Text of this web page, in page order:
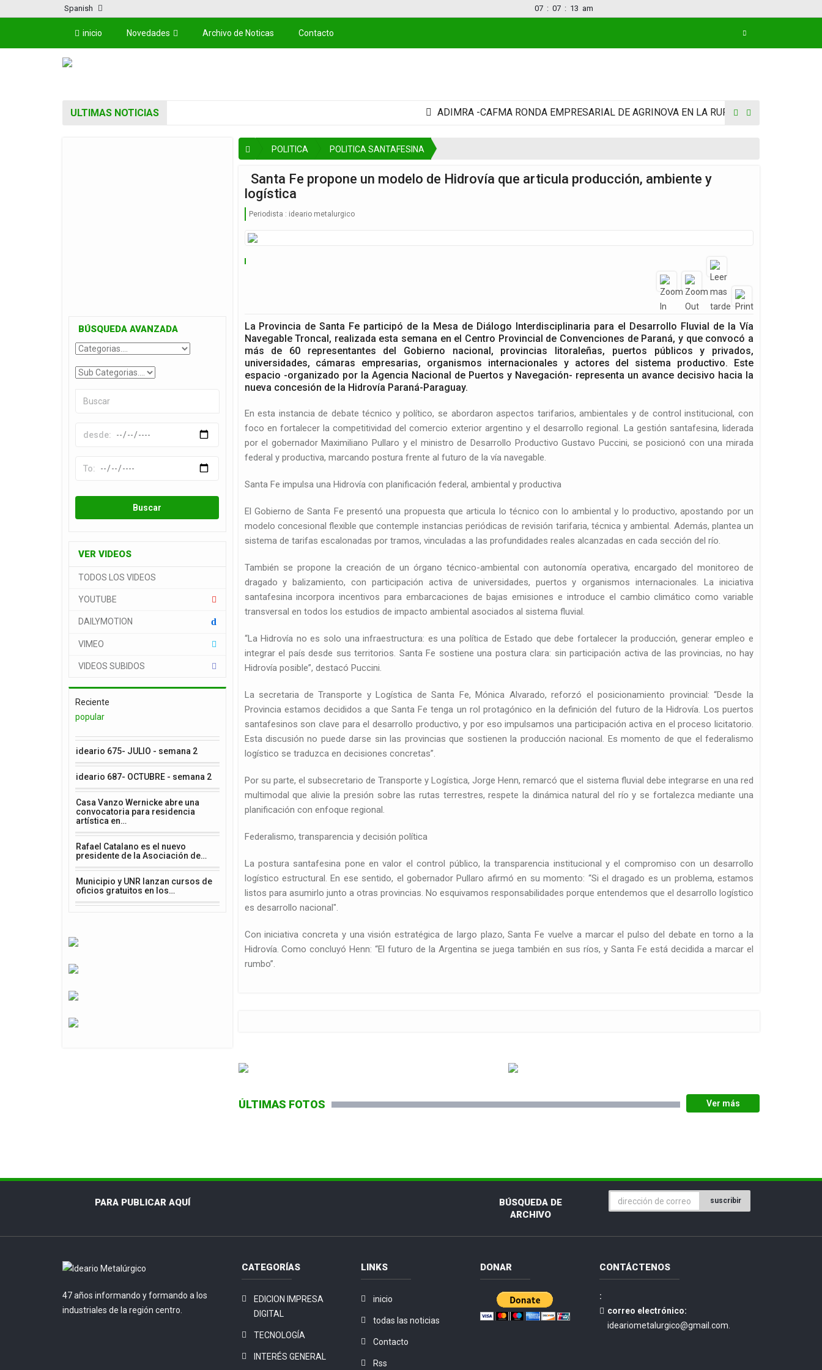
Spanish 07 : 07 : 13 am
inicio Novedades Archivo de Noticas Contacto
ULTIMAS NOTICIAS ADIMRA -CAFMA RONDA EMPRESARIAL DE AGRINOVA EN LA RURAL
BÚSQUEDA AVANZADA
VER VIDEOS
TODOS LOS VIDEOS
YOUTUBE
DAILYMOTION d
VIMEO
VIDEOS SUBIDOS
Reciente
popular
ideario 675- JULIO - semana 2
ideario 687- OCTUBRE - semana 2
Casa Vanzo Wernicke abre una
convocatoria para residencia
artística en…
Rafael Catalano es el nuevo
presidente de la Asociación de…
Municipio y UNR lanzan cursos de
oficios gratuitos en los…
POLITICA POLITICA SANTAFESINA
Santa Fe propone un modelo de Hidrovía que articula producción, ambiente y
logística
Periodista : ideario metalurgico
La Provincia de Santa Fe participó de la Mesa de Diálogo Interdisciplinaria para el Desarrollo Fluvial de la Vía
Navegable Troncal, realizada esta semana en el Centro Provincial de Convenciones de Paraná, y que convocó a
más de 60 representantes del Gobierno nacional, provincias litoraleñas, puertos públicos y privados,
universidades, cámaras empresarias, organismos internacionales y actores del sistema productivo. Este
espacio -organizado por la Agencia Nacional de Puertos y Navegación- representa un avance decisivo hacia la
nueva concesión de la Hidrovía Paraná-Paraguay.
En esta instancia de debate técnico y político, se abordaron aspectos tarifarios, ambientales y de control institucional, con
foco en fortalecer la competitividad del comercio exterior argentino y el desarrollo regional. La gestión santafesina, liderada
por el gobernador Maximiliano Pullaro y el ministro de Desarrollo Productivo Gustavo Puccini, se posicionó con una mirada
federal y productiva, marcando postura frente al futuro de la vía navegable.
Santa Fe impulsa una Hidrovía con planificación federal, ambiental y productiva
El Gobierno de Santa Fe presentó una propuesta que articula lo técnico con lo ambiental y lo productivo, apostando por un
modelo concesional flexible que contemple instancias periódicas de revisión tarifaria, técnica y ambiental. Además, plantea un
sistema de tarifas escalonadas por tramos, vinculadas a las profundidades reales alcanzadas en cada sección del río.
También se propone la creación de un órgano técnico-ambiental con autonomía operativa, encargado del monitoreo de
dragado y balizamiento, con participación activa de universidades, puertos y organismos internacionales. La iniciativa
santafesina incorpora incentivos para embarcaciones de bajas emisiones e introduce el cambio climático como variable
transversal en todos los estudios de impacto ambiental asociados al sistema fluvial.
“La Hidrovía no es solo una infraestructura: es una política de Estado que debe fortalecer la producción, generar empleo e
integrar el país desde sus territorios. Santa Fe sostiene una postura clara: sin participación activa de las provincias, no hay
Hidrovía posible”, destacó Puccini.
La secretaria de Transporte y Logística de Santa Fe, Mónica Alvarado, reforzó el posicionamiento provincial: “Desde la
Provincia estamos decididos a que Santa Fe tenga un rol protagónico en la definición del futuro de la Hidrovía. Los puertos
santafesinos son clave para el desarrollo productivo, y por eso impulsamos una participación activa en el proceso licitatorio.
Esta discusión no puede darse sin las provincias que sostienen la producción nacional. Es momento de que el federalismo
logístico se traduzca en decisiones concretas”.
Por su parte, el subsecretario de Transporte y Logística, Jorge Henn, remarcó que el sistema fluvial debe integrarse en una red
multimodal que alivie la presión sobre las rutas terrestres, respete la dinámica natural del río y se fortalezca mediante una
planificación con enfoque regional.
Federalismo, transparencia y decisión política
La postura santafesina pone en valor el control público, la transparencia institucional y el compromiso con un desarrollo
logístico estructural. En ese sentido, el gobernador Pullaro afirmó en su momento: “Si el dragado es un problema, estamos
listos para asumirlo junto a otras provincias. No esquivamos responsabilidades porque entendemos que el desarrollo logístico
es desarrollo nacional".
Con iniciativa concreta y una visión estratégica de largo plazo, Santa Fe vuelve a marcar el pulso del debate en torno a la
Hidrovía. Como concluyó Henn: “El futuro de la Argentina se juega también en sus ríos, y Santa Fe está decidida a marcar el
rumbo”.
ÚLTIMAS FOTOS
PARA PUBLICAR AQUÍ
BÚSQUEDA DE
ARCHIVO
suscribir
47 años informando y formando a los
industriales de la región centro.
CATEGORÍAS
EDICION IMPRESA
DIGITAL
TECNOLOGÍA
INTERÉS GENERAL
LINKS
inicio
todas las noticias
Contacto
Rss
DONAR CONTÁCTENOS
:
correo electrónico:
ideariometalurgico@gmail.com.